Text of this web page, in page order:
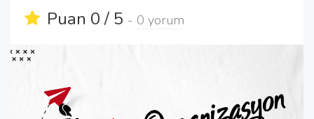
Puan 0 / 5 - 0 yorum